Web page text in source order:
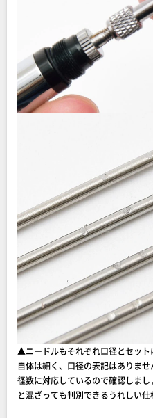
▲ニードルもそれぞれ口径とセッ
自体は細く、口径の表記はありま
径数に対応しているので確認しま
と混ざっても判別できるうれしい仕